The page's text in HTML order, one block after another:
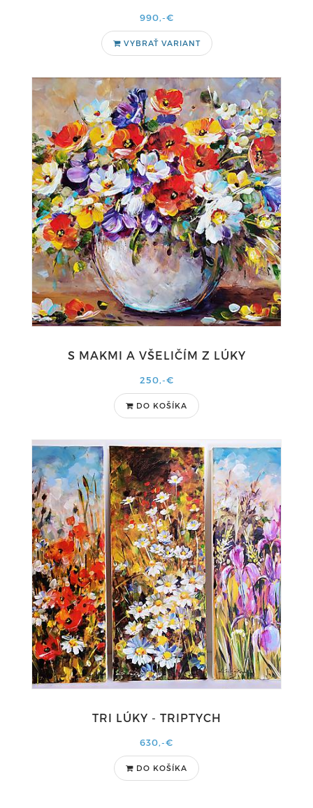
990,-€
VYBRAŤ VARIANT
S MAKMI A VŠELIČÍM Z LÚKY
250,-€
DO KOŠÍKA
TRI LÚKY - TRIPTYCH
630,-€
DO KOŠÍKA